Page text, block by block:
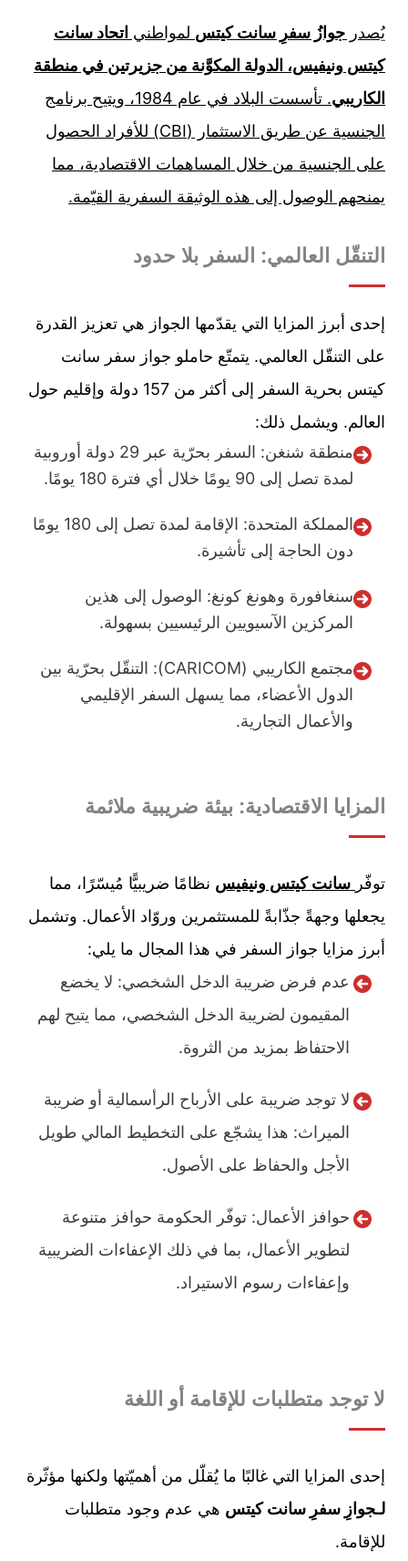
يُصدر جوازُ سفرِ سانت كيتس لمواطني اتحاد سانت
كيتس ونيفيس، الدولة المكوَّنة من جزيرتين في منطقة
الكاريبي
. تأسست البلاد في عام 1984، ويتيح برنامج
الجنسية عن طريق الاستثمار (CBI) للأفراد الحصول
على الجنسية من خلال المساهمات الاقتصادية، مما
يمنحهم الوصول إلى هذه الوثيقة السفرية القيّمة.
التنقّل العالمي: السفر بلا حدود
إحدى أبرز المزايا التي يقدّمها الجواز هي تعزيز القدرة
على التنقّل العالمي. يتمتّع حاملو جواز سفر سانت
كيتس بحرية السفر إلى أكثر من 157 دولة وإقليم حول
العالم. ويشمل ذلك:
منطقة شنغن: السفر بحرّية عبر 29 دولة أوروبية
لمدة تصل إلى 90 يومًا خلال أي فترة 180 يومًا.
المملكة المتحدة: الإقامة لمدة تصل إلى 180 يومًا
دون الحاجة إلى تأشيرة.
سنغافورة وهونغ كونغ: الوصول إلى هذين
المركزين الآسيويين الرئيسيين بسهولة.
مجتمع الكاريبي (CARICOM): التنقّل بحرّية بين
الدول الأعضاء، مما يسهل السفر الإقليمي
والأعمال التجارية.
المزايا الاقتصادية: بيئة ضريبية ملائمة
توفّر سانت كيتس ونيفيس نظامًا ضريبيًّا مُيسّرًا، مما
يجعلها وجهةً جذّابةً للمستثمرين وروّاد الأعمال. وتشمل
أبرز مزايا جواز السفر في هذا المجال ما يلي:
عدم فرض ضريبة الدخل الشخصي: لا يخضع
المقيمون لضريبة الدخل الشخصي، مما يتيح لهم
الاحتفاظ بمزيد من الثروة.
لا توجد ضريبة على الأرباح الرأسمالية أو ضريبة
الميراث: هذا يشجّع على التخطيط المالي طويل
الأجل والحفاظ على الأصول.
حوافز الأعمال: توفّر الحكومة حوافز متنوعة
لتطوير الأعمال، بما في ذلك الإعفاءات الضريبية
وإعفاءات رسوم الاستيراد.
لا توجد متطلبات للإقامة أو اللغة
إحدى المزايا التي غالبًا ما يُقلّل من أهميّتها ولكنها مؤثّرة
لـجوازِ سفرِ سانت كيتس هي عدم وجود متطلبات
للإقامة.